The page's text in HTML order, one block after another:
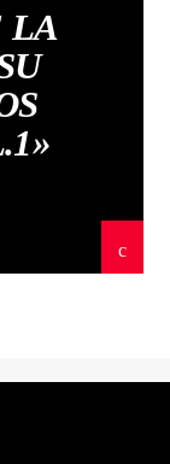
LA